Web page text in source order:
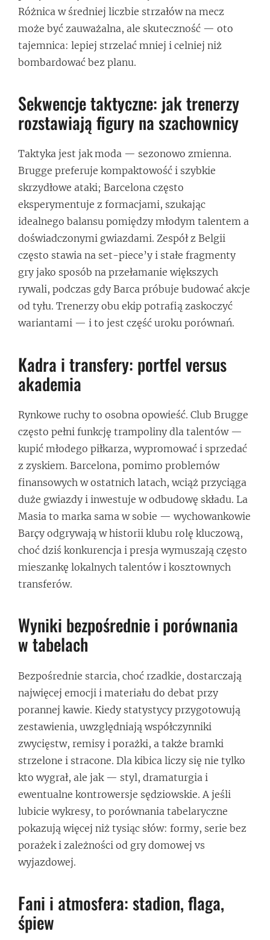
Różnica w średniej liczbie strzałów na mecz
może być zauważalna, ale skuteczność — oto
tajemnica: lepiej strzelać mniej i celniej niż
bombardować bez planu.
Sekwencje taktyczne: jak trenerzy
rozstawiają figury na szachownicy
Taktyka jest jak moda — sezonowo zmienna.
Brugge preferuje kompaktowość i szybkie
skrzydłowe ataki; Barcelona często
eksperymentuje z formacjami, szukając
idealnego balansu pomiędzy młodym talentem a
doświadczonymi gwiazdami. Zespół z Belgii
często stawia na set-piece’y i stałe fragmenty
gry jako sposób na przełamanie większych
rywali, podczas gdy Barca próbuje budować akcje
od tyłu. Trenerzy obu ekip potrafią zaskoczyć
wariantami — i to jest część uroku porównań.
Kadra i transfery: portfel versus
akademia
Rynkowe ruchy to osobna opowieść. Club Brugge
często pełni funkcję trampoliny dla talentów —
kupić młodego piłkarza, wypromować i sprzedać
z zyskiem. Barcelona, pomimo problemów
finansowych w ostatnich latach, wciąż przyciąga
duże gwiazdy i inwestuje w odbudowę składu. La
Masia to marka sama w sobie — wychowankowie
Barçy odgrywają w historii klubu rolę kluczową,
choć dziś konkurencja i presja wymuszają często
mieszankę lokalnych talentów i kosztownych
transferów.
Wyniki bezpośrednie i porównania
w tabelach
Bezpośrednie starcia, choć rzadkie, dostarczają
najwięcej emocji i materiału do debat przy
porannej kawie. Kiedy statystycy przygotowują
zestawienia, uwzględniają współczynniki
zwycięstw, remisy i porażki, a także bramki
strzelone i stracone. Dla kibica liczy się nie tylko
kto wygrał, ale jak — styl, dramaturgia i
ewentualne kontrowersje sędziowskie. A jeśli
lubicie wykresy, to porównania tabelaryczne
pokazują więcej niż tysiąc słów: formy, serie bez
porażek i zależności od gry domowej vs
wyjazdowej.
Fani i atmosfera: stadion, flaga,
śpiew